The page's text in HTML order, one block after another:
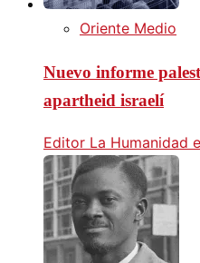
Oriente Medio
Nuevo informe
apartheid israelí
Editor La Humanidad